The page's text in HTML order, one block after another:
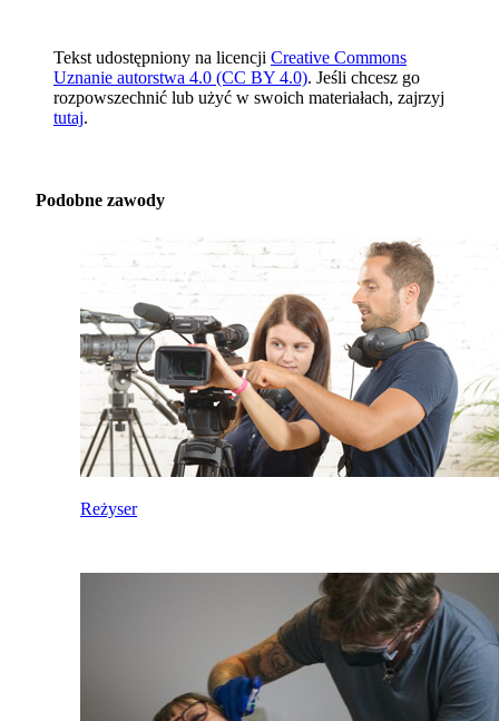
Tekst udostępniony na licencji Creative Commons
Uznanie autorstwa 4.0 (CC BY 4.0). Jeśli chcesz go
rozpowszechnić lub użyć w swoich materiałach, zajrzyj
tutaj.
Podobne zawody
Reżyser